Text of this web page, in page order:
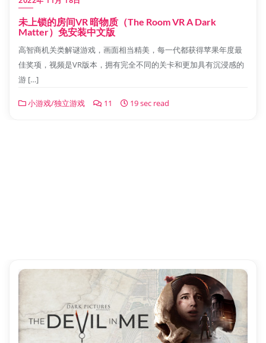
未上锁的房间VR 暗物质（The Room VR A Dark
Matter）免安装中文版
高智商机关类解谜游戏，画面相当精美，每一代都获得苹果年度最
佳奖项，视频是VR版本，拥有完全不同的关卡和更加具有沉浸感的
游 […]
小游戏/独立游戏 11 19 sec read